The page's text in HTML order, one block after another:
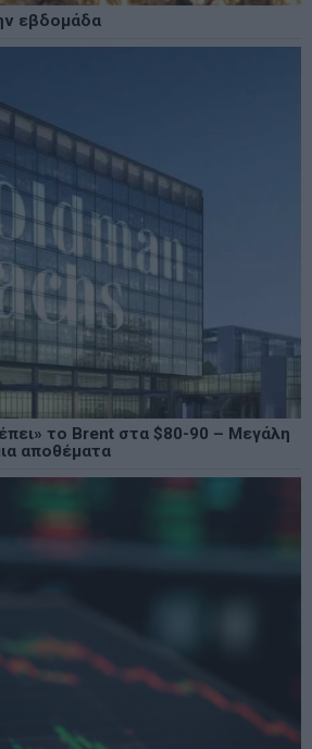
εβδομάδα
το Brent στα $80-90 – Μεγάλη
αποθέματα